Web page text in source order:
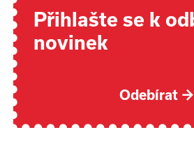
Přihlašte se k
novinek
Odebírat →